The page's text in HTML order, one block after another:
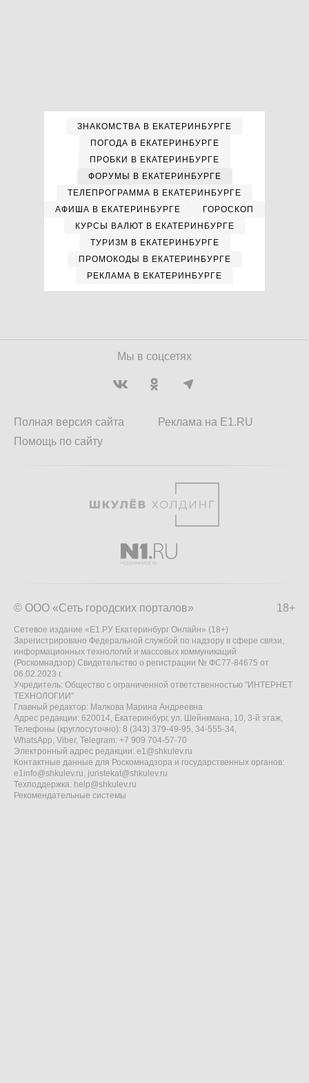
ЗНАКОМСТВА В ЕКАТЕРИНБУРГЕ
ПОГОДА В ЕКАТЕРИНБУРГЕ
ПРОБКИ В ЕКАТЕРИНБУРГЕ
ФОРУМЫ В ЕКАТЕРИНБУРГЕ
ТЕЛЕПРОГРАММА В ЕКАТЕРИНБУРГЕ
АФИША В ЕКАТЕРИНБУРГЕ
ГОРОСКОП
КУРСЫ ВАЛЮТ В ЕКАТЕРИНБУРГЕ
ТУРИЗМ В ЕКАТЕРИНБУРГЕ
ПРОМОКОДЫ В ЕКАТЕРИНБУРГЕ
РЕКЛАМА В ЕКАТЕРИНБУРГЕ
Мы в соцсетях
Полная версия сайта
Помощь по сайту
Реклама на E1.RU
18+
© ООО «Сеть городских порталов»
Сетевое издание «Е1.РУ Екатеринбург Онлайн» (18+)
Зарегистрировано Федеральной службой по надзору в сфере связи,
информационных технологий и массовых коммуникаций
(Роскомнадзор) Свидетельство о регистрации № ФС77-84675 от
06.02.2023 г.
Учредитель: Общество с ограниченной ответственностью "ИНТЕРНЕТ
ТЕХНОЛОГИИ"
Главный редактор: Малкова Марина Андреевна
Адрес редакции: 620014, Екатеринбург, ул. Шейнкмана, 10, 3-й этаж,
Телефоны (круглосуточно): 8 (343) 379-49-95, 34-555-34,
WhatsApp, Viber, Telegram: +7 909 704-57-70
Электронный адрес редакции: e1@shkulev.ru
Контактные данные для Роскомнадзора и государственных органов:
e1info@shkulev.ru, juristekat@shkulev.ru
Техподдержка: help@shkulev.ru
Рекомендательные системы